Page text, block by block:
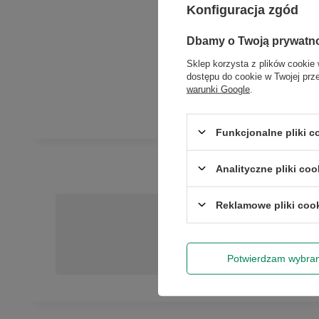
reklamacji,
projektora,
zgodnie z
Zadaj pytanie a my
Konfiguracja zgód
Dbamy o Twoją
Sklep korzysta z plików cookie
dostępu do cookie w Twojej
warunki Google
Funkcjonalne pliki
Analityczne pliki
Reklamowe pliki
Potwierdzam